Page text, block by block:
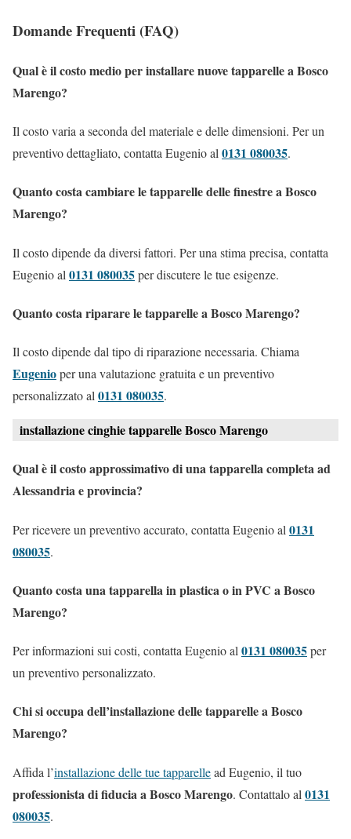
Domande Frequenti (FAQ)
Qual è il costo medio per installare nuove tapparelle a Bosco
Marengo?
Il costo varia a seconda del materiale e delle dimensioni. Per un
preventivo dettagliato, contatta Eugenio al 0131 080035.
Quanto costa cambiare le tapparelle delle finestre a Bosco
Marengo?
Il costo dipende da diversi fattori. Per una stima precisa, contatta
Eugenio al 0131 080035per discutere le tue esigenze.
Quanto costa riparare le tapparelle a Bosco Marengo?
Il costo dipende dal tipo di riparazione necessaria. Chiama
Eugenioper una valutazione gratuita e un preventivo
personalizzato al 0131 080035.
installazione cinghie tapparelle Bosco Marengo
Qual è il costo approssimativo di una tapparella completa ad
Alessandria e provincia?
Per ricevere un preventivo accurato, contatta Eugenio al 0131
080035.
Quanto costa una tapparella in plastica o in PVC a Bosco
Marengo?
Per informazioni sui costi, contatta Eugenio al 0131 080035per
un preventivo personalizzato.
Chi si occupa dell’installazione delle tapparelle a Bosco
Marengo?
Affida l’installazione delle tue tapparellead Eugenio, il tuo
professionista di fiducia a Bosco Marengo. Contattalo al 0131
080035.